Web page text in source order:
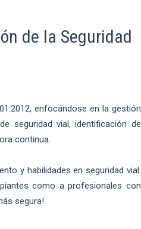
de la Seguridad
enfocándose en la gestión
seguridad vial, identificación de
continua.
y habilidades en seguridad vial.
como a profesionales con
segura!